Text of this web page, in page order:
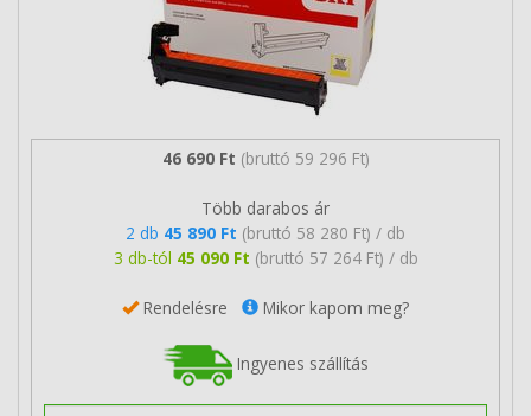
46 690 Ft (bruttó 59 296 Ft)
Több darabos ár
2 db 45 890 Ft (bruttó 58 280 Ft) / db
3 db-tól 45 090 Ft (bruttó 57 264 Ft) / db
Rendelésre Mikor kapom meg?
Ingyenes szállítás